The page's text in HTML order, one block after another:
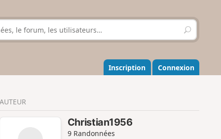
R
e
h
e
r
r
Inscription Connexion
AUTEUR
Christian1956
9 Randonnées